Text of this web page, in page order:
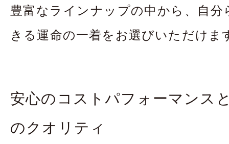
豊富なラインナップの中から、自分
きる運命の一着をお選びいただけま
安心のコストパフォーマンス
のクオリティ